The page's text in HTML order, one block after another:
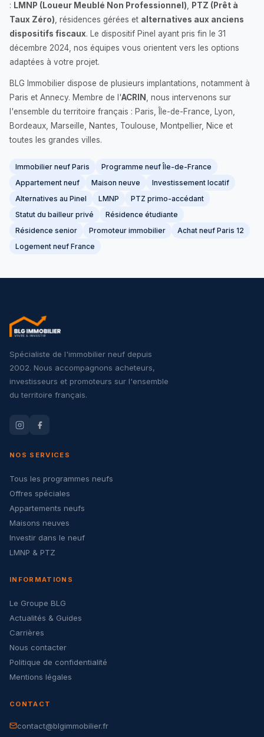
: LMNP (Loueur Meublé Non Professionnel)
PTZ (Prêt à
Taux Zéro) , résidences gérées et alternatives aux anciens
dispositifs fiscaux. Le dispositif Pinel ayant pris fin le 31
décembre 2024, nos équipes vous orientent vers les options
adaptées à votre projet.
BLG Immobilier dispose de plusieurs implantations, notamment à
Paris et Annecy. Membre de l'ACRIN
, nous intervenons sur
l'ensemble du territoire français : Paris, Île-de-France, Lyon,
Bordeaux, Marseille, Nantes, Toulouse, Montpellier, Nice et
toutes les grandes villes.
Immobilier neuf Paris
Programme neuf Île-de-France
Appartement neuf
Maison neuve
Investissement locatif
Alternatives au Pinel
LMNP
PTZ primo-accédant
Statut du bailleur privé
Résidence étudiante
Résidence senior
Promoteur immobilier
Achat neuf Paris 12
Logement neuf France
Spécialiste de l'immobilier neuf depuis
2002. Nous accompagnons acheteurs,
investisseurs et promoteurs sur l'ensemble
du territoire français.
NOS SERVICES
Tous les programmes neufs
Offres spéciales
Appartements neufs
Maisons neuves
Investir dans le neuf
LMNP & PTZ
INFORMATIONS
Le Groupe BLG
Actualités & Guides
Carrières
Nous contacter
Politique de confidentialité
Mentions légales
CONTACT
contact@blgimmobilier.fr